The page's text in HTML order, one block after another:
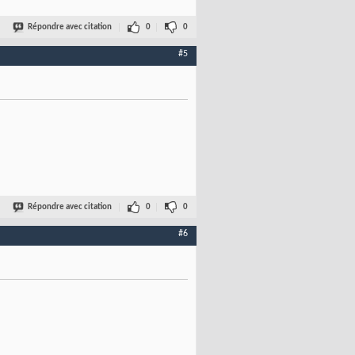
Répondre avec citation 0 0
#5
Répondre avec citation 0 0
#6